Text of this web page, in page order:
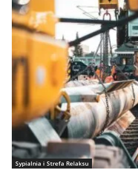
Sypialnia i Strefa Relaksu